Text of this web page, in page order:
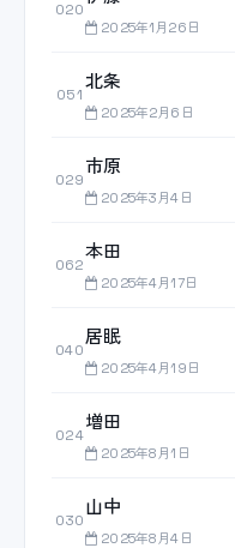
020
2025年1月26日
051
北条
2025年2月6日
029
市原
2025年3月4日
062
本田
2025年4月17日
040
居眠
2025年4月19日
024
増田
2025年8月1日
030
山中
2025年8月4日